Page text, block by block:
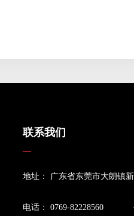
联系我们
地址： 广东省东莞市大朗镇
电话： 0769-82228560